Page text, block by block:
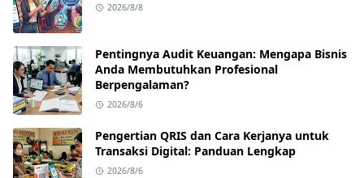
2026/8/8
Pentingnya Audit Keuangan: Mengapa Bisnis
Anda Membutuhkan Profesional
Berpengalaman?
2026/8/6
Pengertian QRIS dan Cara Kerjanya untuk
Transaksi Digital: Panduan Lengkap
2026/8/6